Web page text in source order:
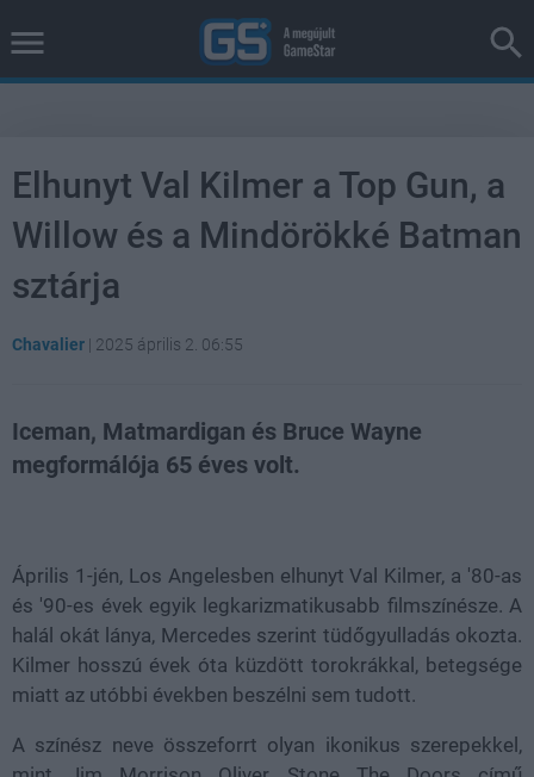
Elhunyt Val Kilmer a Top Gun, a
Willow és a Mindörökké Batman
sztárja
Chavalier | 2025 április 2. 06:55
Iceman, Matmardigan és Bruce Wayne
megformálója 65 éves volt.
Április 1-jén, Los Angelesben elhunyt Val Kilmer, a '80-as
és '90-es évek egyik legkarizmatikusabb filmszínésze. A
halál okát lánya, Mercedes szerint tüdőgyulladás okozta.
Kilmer hosszú évek óta küzdött torokrákkal, betegsége
miatt az utóbbi években beszélni sem tudott.
A színész neve összeforrt olyan ikonikus szerepekkel,